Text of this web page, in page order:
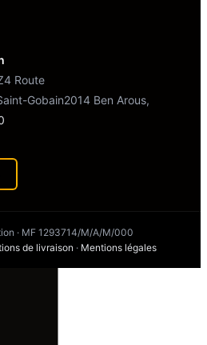
Route
Gobain2014 Ben Arous,
· MF 1293714/M/A/M/000
de livraison · Mentions légales